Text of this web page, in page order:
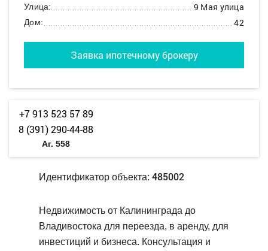
Улица: 9 Мая улица
Дом: 42
Заявка ипотечному брокеру
+7 913 523 57 89
8 (391) 290-44-88
Аг. 558
Идентификатор объекта: 485002
Недвижимость от Калининграда до
Владивостока для переезда, в аренду, для
инвестиций и бизнеса. Консультация и